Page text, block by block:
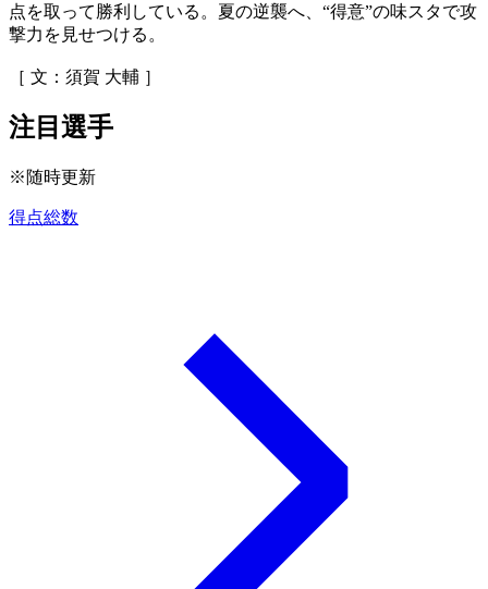
点を取って勝利している。夏の逆襲へ、“得意”の味スタで攻
撃力を見せつける。
［ 文：須賀 大輔 ］
注目選手
※随時更新
得点総数